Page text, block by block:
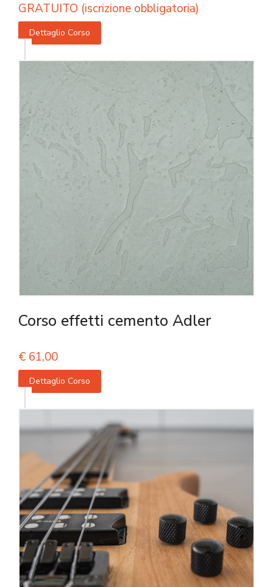
GRATUITO (iscrizione obbligatoria)
Dettaglio Corso
Corso effetti cemento Adler
€ 61,00
Dettaglio Corso